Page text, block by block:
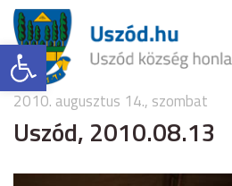
Eszköztár megnyitása
2010. augusztus 14., szombat
Uszód, 2010.08.13